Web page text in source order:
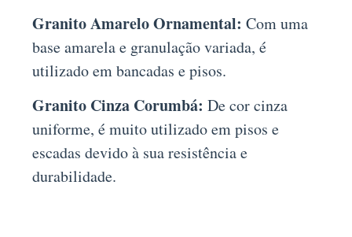
Granito Amarelo Ornamental: Com uma
base amarela e granulação variada, é
utilizado em bancadas e pisos.
Granito Cinza Corumbá: De cor cinza
uniforme, é muito utilizado em pisos e
escadas devido à sua resistência e
durabilidade.